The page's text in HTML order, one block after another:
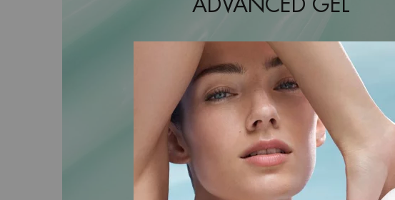
ADVANCED GEL